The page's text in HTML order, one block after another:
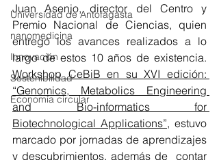
Universidad de Antofagasta
nanomedicina
Innovación
Sostenibilidad
Economía circular
Juan Asenjo, director del Centro y
Premio Nacional de Ciencias, quien
entregó los avances realizados a lo
Workshop CeBiB en su XVI edición:
“Genomics, Metabolics Engineering
and Bio-informatics for
Biotechnological Applications”, estuvo
marcado por jornadas de aprendizajes
y descubrimientos, además de  contar